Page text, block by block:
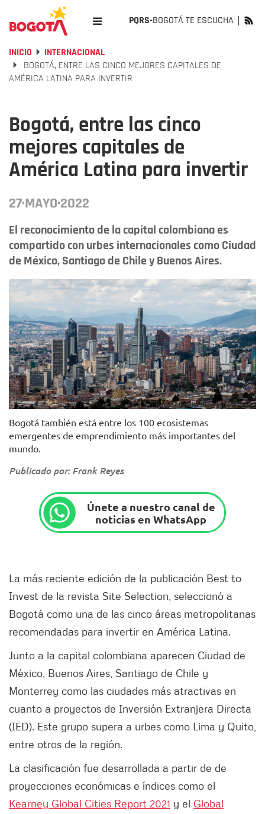
PQRS-BOGOTÁ TE ESCUCHA
INICIO
INTERNACIONAL
BOGOTÁ, ENTRE LAS CINCO MEJORES CAPITALES DE
AMÉRICA LATINA PARA INVERTIR
Bogotá, entre las cinco
mejores capitales de
América Latina para invertir
27·MAYO·2022
El reconocimiento de la capital colombiana es
compartido con urbes internacionales como Ciudad
de México, Santiago de Chile y Buenos Aires.
Foto: Alcaldía Mayor de Bogotá
Bogotá también está entre los 100 ecosistemas
emergentes de emprendimiento más importantes del
mundo.
Publicado por: Frank Reyes
Únete a nuestro canal de
noticias en WhatsApp
La más reciente edición de la publicación Best to
Invest de la revista Site Selection, seleccionó a
Bogotá como una de las cinco áreas metropolitanas
recomendadas para invertir en América Latina.
Junto a la capital colombiana aparecen Ciudad de
México, Buenos Aires, Santiago de Chile y
Monterrey como las ciudades más atractivas en
cuanto a proyectos de Inversión Extranjera Directa
(IED). Este grupo supera a urbes como Lima y Quito,
entre otros de la región.
La clasificación fue desarrollada a partir de de
proyecciones económicas e índices como el
Kearney Global Cities Report 2021 y el Global